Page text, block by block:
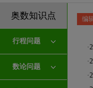
奥数知识点
行程问题
数论问题
编
·
·
·